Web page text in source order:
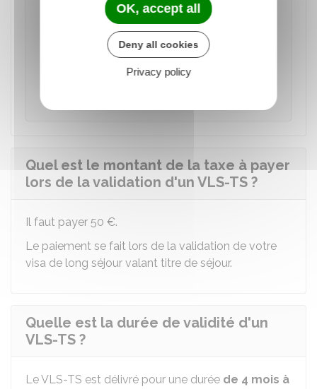
Valider un visa de long séjour valant
titre de séjour (VLS-TS) et payer la taxe
Accéder au service en ligne
Quel est le montant de la taxe à payer
lors de la validation d'un VLS-TS ?
Il faut payer 50 €.
Le paiement se fait lors de la validation de votre
visa de long séjour valant titre de séjour.
Quelle est la durée de validité d'un
VLS-TS ?
Le VLS-TS est délivré pour une durée de 4 mois à
OK, accept all
Deny all cookies
Privacy policy